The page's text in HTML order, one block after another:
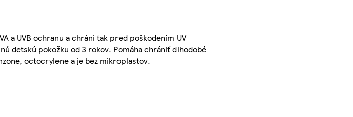
a UVB ochranu a chráni tak pred poškodením UV
detskú pokožku od 3 rokov. Pomáha chrániť dlhodobé
octocrylene a je bez mikroplastov.